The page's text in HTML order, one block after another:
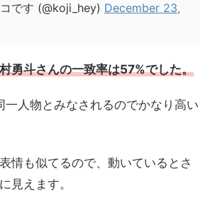
です (@koji_hey) December 23,
勇斗さんの一致率は57%でした。
一人物とみなされるのでかなり高い
情も似てるので、動いているとさ
見えます。